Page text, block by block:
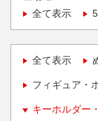
全て表示
全て表示
フィギュア・
キーホルダー